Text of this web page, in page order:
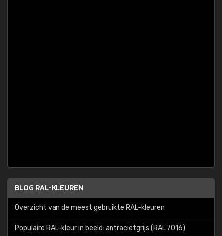
BLOG RAL-KLEUREN
Overzicht van de meest gebruikte RAL-kleuren
Populaire RAL-kleur in beeld: antracietgrijs (RAL 7016)